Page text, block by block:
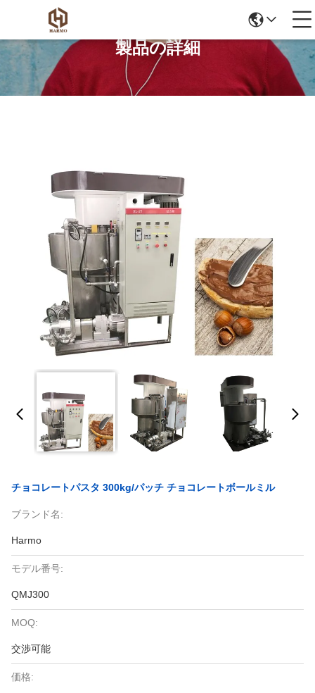
製品の詳細
チョコレートパスタ 300kg/パッチ チョコレートボールミル
ブランド名:
Harmo
モデル番号:
QMJ300
MOQ:
交渉可能
価格: